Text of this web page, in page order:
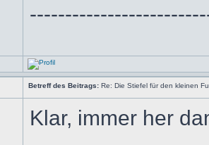
Betreff des Beitrags: Re: Die Stiefel für den kleinen
Klar, immer her